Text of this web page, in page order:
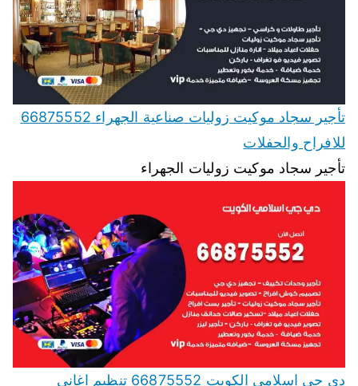
تأجير سجاد موكيت زوليات صناعية الجهراء 66875552
للافراح والحفلات
تأجير سجاد موكيت زوليات الجهراء
دي جي اسلامي الكويت 66875552 تنظيم اغاني